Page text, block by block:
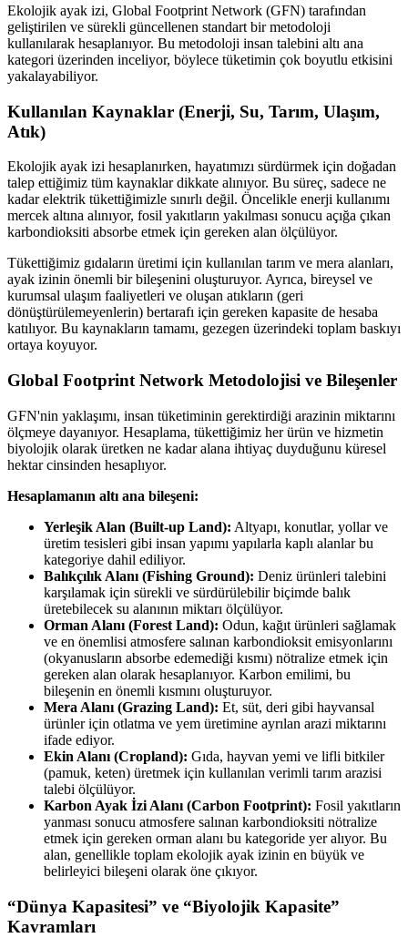
Ekolojik ayak izi, Global Footprint Network (GFN) tarafından
geliştirilen ve sürekli güncellenen standart bir metodoloji
kullanılarak hesaplanıyor. Bu metodoloji insan talebini altı ana
kategori üzerinden inceliyor, böylece tüketimin çok boyutlu etkisini
yakalayabiliyor.
Kullanılan Kaynaklar (Enerji, Su, Tarım, Ulaşım,
Atık)
Ekolojik ayak izi hesaplanırken, hayatımızı sürdürmek için doğadan
talep ettiğimiz tüm kaynaklar dikkate alınıyor. Bu süreç, sadece ne
kadar elektrik tükettiğimizle sınırlı değil. Öncelikle enerji kullanımı
mercek altına alınıyor, fosil yakıtların yakılması sonucu açığa çıkan
karbondioksiti absorbe etmek için gereken alan ölçülüyor.
Tükettiğimiz gıdaların üretimi için kullanılan tarım ve mera alanları,
ayak izinin önemli bir bileşenini oluşturuyor. Ayrıca, bireysel ve
kurumsal ulaşım faaliyetleri ve oluşan atıkların (geri
dönüştürülemeyenlerin) bertarafı için gereken kapasite de hesaba
katılıyor. Bu kaynakların tamamı, gezegen üzerindeki toplam baskıyı
ortaya koyuyor.
Global Footprint Network Metodolojisi ve Bileşenler
GFN'nin yaklaşımı, insan tüketiminin gerektirdiği arazinin miktarını
ölçmeye dayanıyor. Hesaplama, tükettiğimiz her ürün ve hizmetin
biyolojik olarak üretken ne kadar alana ihtiyaç duyduğunu küresel
hektar cinsinden hesaplıyor.
Hesaplamanın altı ana bileşeni:
Yerleşik Alan (Built-up Land): Altyapı, konutlar, yollar ve
üretim tesisleri gibi insan yapımı yapılarla kaplı alanlar bu
kategoriye dahil ediliyor.
Balıkçılık Alanı (Fishing Ground): Deniz ürünleri talebini
karşılamak için sürekli ve sürdürülebilir biçimde balık
üretebilecek su alanının miktarı ölçülüyor.
Orman Alanı (Forest Land): Odun, kağıt ürünleri sağlamak
ve en önemlisi atmosfere salınan karbondioksit emisyonlarını
(okyanusların absorbe edemediği kısmı) nötralize etmek için
gereken alan olarak hesaplanıyor. Karbon emilimi, bu
bileşenin en önemli kısmını oluşturuyor.
Mera Alanı (Grazing Land): Et, süt, deri gibi hayvansal
ürünler için otlatma ve yem üretimine ayrılan arazi miktarını
ifade ediyor.
Ekin Alanı (Cropland): Gıda, hayvan yemi ve lifli bitkiler
(pamuk, keten) üretmek için kullanılan verimli tarım arazisi
talebi ölçülüyor.
Karbon Ayak İzi Alanı (Carbon Footprint): Fosil yakıtların
yanması sonucu atmosfere salınan karbondioksiti nötralize
etmek için gereken orman alanı bu kategoride yer alıyor. Bu
alan, genellikle toplam ekolojik ayak izinin en büyük ve
belirleyici bileşeni olarak öne çıkıyor.
“Dünya Kapasitesi” ve “Biyolojik Kapasite”
Kavramları